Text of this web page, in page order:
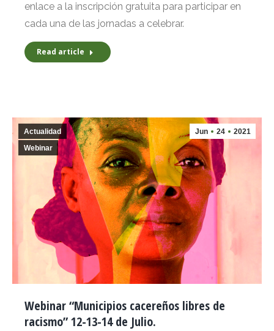
enlace a la inscripción gratuita para participar en
cada una de las jornadas a celebrar.
Read article
Jun 24 2021
Actualidad
Webinar
Webinar “Municipios cacereños libres de
racismo” 12-13-14 de Julio.